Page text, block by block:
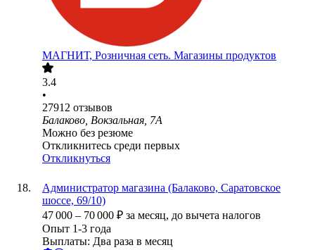
МАГНИТ, Розничная сеть. Магазины продуктов
3.4
•
27912 отзывов
Балаково, Вокзальная, 7А
Можно без резюме
Откликнитесь среди первых
Откликнуться
Администратор магазина (Балаково, Саратовское
шоссе, 69/10)
47 000 – 70 000 ₽ за месяц, до вычета налогов
Опыт 1-3 года
Выплаты: Два раза в месяц